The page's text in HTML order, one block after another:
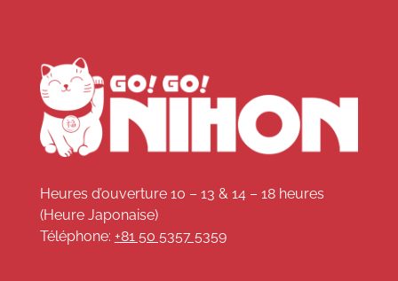
Heures d’ouverture 10 – 13 & 14 – 18 heures
(Heure Japonaise)
Téléphone: +81 50 5357 5359